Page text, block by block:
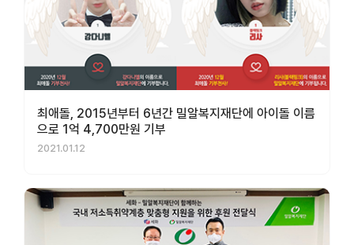
최애돌, 2015년부터 6년간 밀알복지재단에 아이돌 이름
으로 1억 4,700만원 기부
2021.01.12